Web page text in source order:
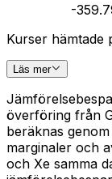
-
Kurser hämtade
Läs mer
överföring från
beräknas
marginaler och
och Xe samma